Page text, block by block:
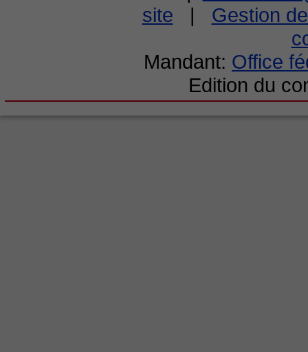
site | Gestion
Mandant: Office
Edition du